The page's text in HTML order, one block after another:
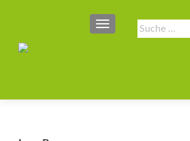
Suche
nach:
SCHALTE NAVIGATION